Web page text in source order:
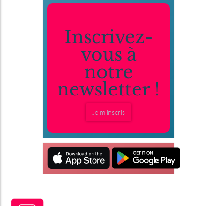
Inscrivez-
vous à
notre
newsletter !
Je m'inscris